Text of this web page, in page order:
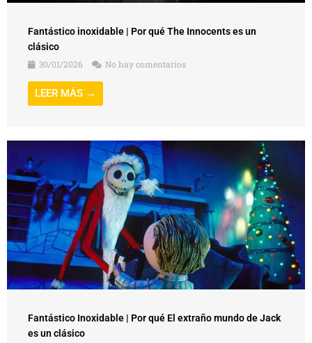
Fantástico inoxidable | Por qué The Innocents es un
clásico
30/01/2026
No hay comentarios
LEER MÁS →
Fantástico Inoxidable | Por qué El extraño mundo de Jack
es un clásico